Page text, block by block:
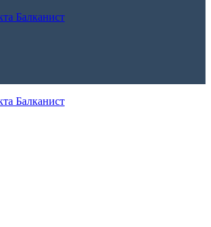
Балканист
Балканист